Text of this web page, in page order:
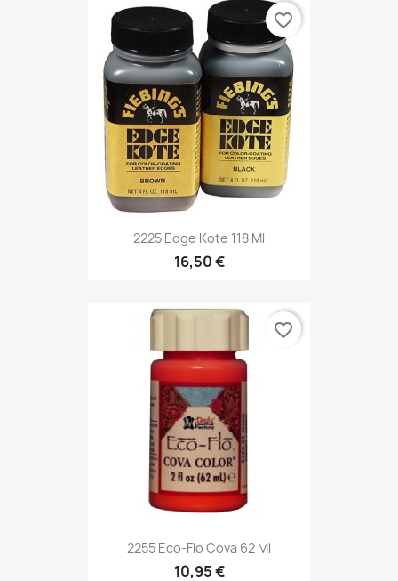
2225 Edge Kote 118 Ml
16,50 €
favorite_border
2255 Eco-Flo Cova 62 Ml
10,95 €
favorite_border